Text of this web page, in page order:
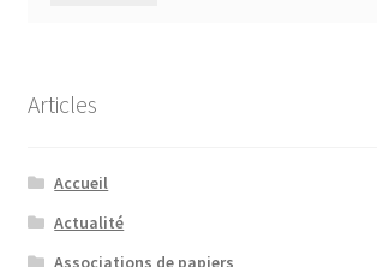
Articles
Accueil
Actualité
Associations de papiers